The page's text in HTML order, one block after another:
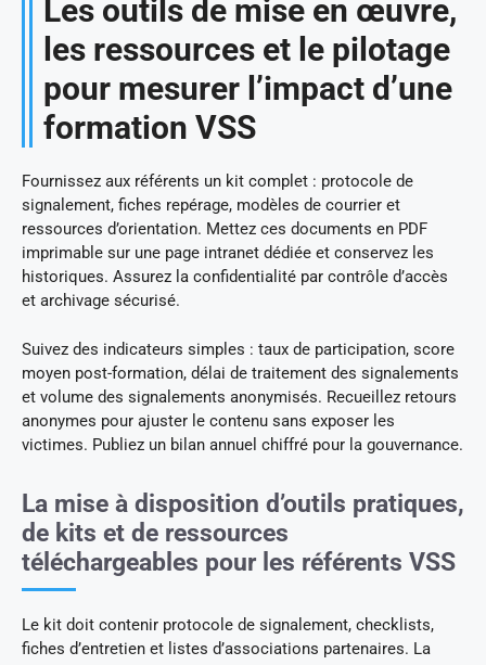
Les outils de mise en œuvre,
les ressources et le pilotage
pour mesurer l’impact d’une
formation VSS
Fournissez aux référents un kit complet : protocole de
signalement, fiches repérage, modèles de courrier et
ressources d’orientation. Mettez ces documents en PDF
imprimable sur une page intranet dédiée et conservez les
historiques. Assurez la confidentialité par contrôle d’accès
et archivage sécurisé.
Suivez des indicateurs simples : taux de participation, score
moyen post-formation, délai de traitement des signalements
et volume des signalements anonymisés. Recueillez retours
anonymes pour ajuster le contenu sans exposer les
victimes. Publiez un bilan annuel chiffré pour la gouvernance.
La mise à disposition d’outils pratiques,
de kits et de ressources
téléchargeables pour les référents VSS
Le kit doit contenir protocole de signalement, checklists,
fiches d’entretien et listes d’associations partenaires. La